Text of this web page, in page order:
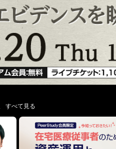
すべて見る